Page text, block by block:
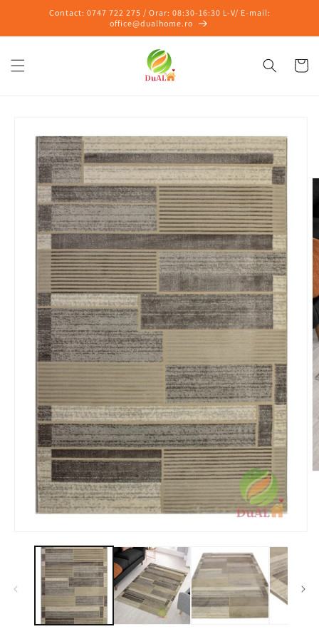
Salt laContact: 0747 722 275 / Orar: 08:30-16:30 L-V/ E-mail:
office@dualhome.ro
Coș
despre
produs